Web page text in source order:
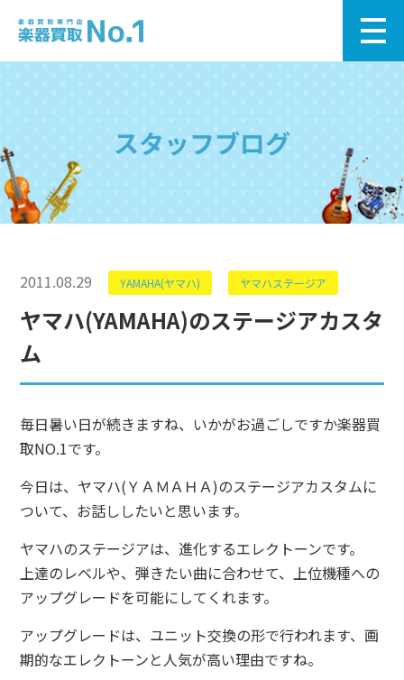
スタッフブログ
2011.08.29 YAMAHA(ヤマハ) ヤマハステージア
ヤマハ(YAMAHA)のステージアカスタ
ム
毎日暑い日が続きますね、いかがお過ごしですか楽器買
取NO.1です。
今日は、ヤマハ(ＹＡＭＡＨＡ)のステージアカスタムに
ついて、お話ししたいと思います。
ヤマハのステージアは、進化するエレクトーンです。
上達のレベルや、弾きたい曲に合わせて、上位機種への
アップグレードを可能にしてくれます。
アップグレードは、ユニット交換の形で行われます、画
期的なエレクトーンと人気が高い理由ですね。